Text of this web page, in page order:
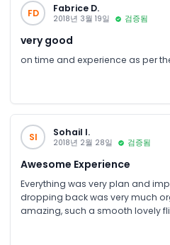
FD Fabrice D.
2018년 3월 19일 검증됨
very good
on time and experience as per
SI Sohail I.
2018년 2월 28일 검증됨
Awesome Experience
Everything was very plan and
dropping back was very much
amazing, such a smooth lovely